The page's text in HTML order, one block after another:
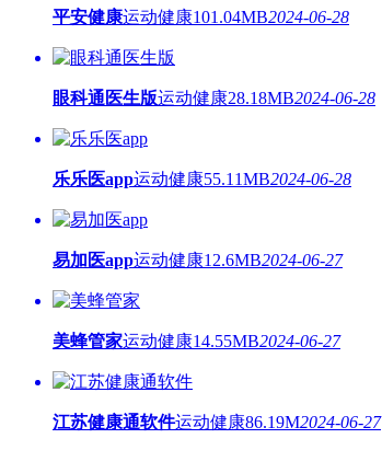
平安健康运动健康101.04MB2024-06-28
眼科通医生版运动健康28.18MB2024-06-28
乐乐医app运动健康55.11MB2024-06-28
易加医app运动健康12.6MB2024-06-27
美蜂管家运动健康14.55MB2024-06-27
江苏健康通软件运动健康86.19M2024-06-27